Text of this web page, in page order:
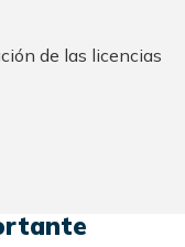
de las licencias